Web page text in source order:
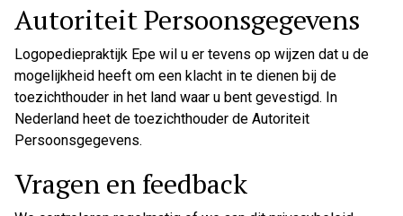
Autoriteit Persoonsgegevens
Logopediepraktijk Epe wil u er tevens op wijzen dat u de
mogelijkheid heeft om een klacht in te dienen bij de
toezichthouder in het land waar u bent gevestigd. In
Nederland heet de toezichthouder de Autoriteit
Persoonsgegevens.
Vragen en feedback